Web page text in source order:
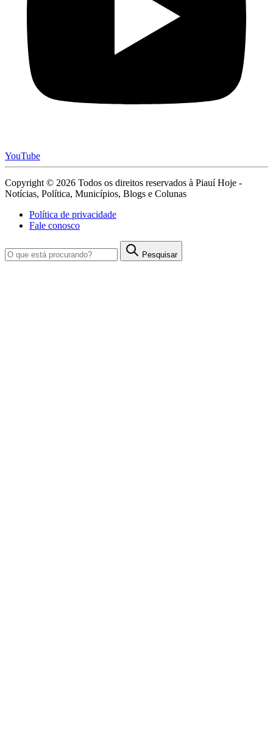
YouTube
Copyright © 2026 Todos os direitos reservados à Piauí Hoje -
Notícias, Política, Municípios, Blogs e Colunas
Política de privacidade
Fale conosco
Pesquisar